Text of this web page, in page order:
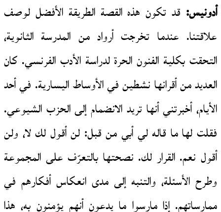
أدونيس: قد تكون هذه القصة الطريقة الأفضل لوصف
علاقتنا. عندما تخرجت أرواد من المدرسة الثانوية،
التحقت بكلية الفنون الحرة لدراسة الأدب الفرنسي. كان
العديد من أقرانها نشطين في الأوساط اليسارية. في أحد
الأيام، أخبرتني أنها تريد الانضمام إلى الحزب الشيوعي.
فقلت لها ما قاله لي أبي من قبل: لن أقول لك لا، ولن
أقول نعم. القرار لك. نصحتها بالتعرّف على المجموعة
وطرح الأسئلة، والتنبه إلى مدى انعكاس أفكارهم في
ممارساتهم. إذا مارسوا ما يدعون أنهم يؤمنون به، هذا